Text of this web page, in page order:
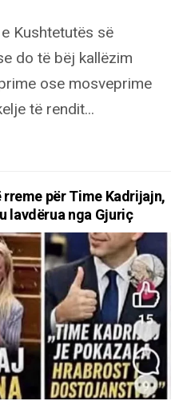
Kushtetutës së
do të bëj kallëzim
ose mosveprime
të rendit...
për Time Kadrijajn,
lavdërua nga Gjuriç